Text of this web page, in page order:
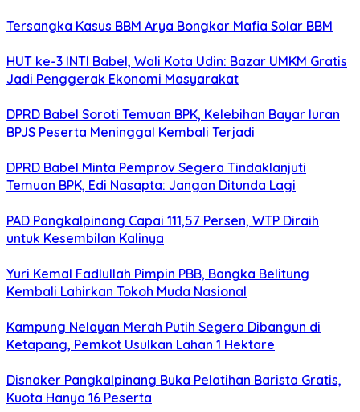
Tersangka Kasus BBM Arya Bongkar Mafia Solar BBM
HUT ke-3 INTI Babel, Wali Kota Udin: Bazar UMKM Gratis
Jadi Penggerak Ekonomi Masyarakat
DPRD Babel Soroti Temuan BPK, Kelebihan Bayar Iuran
BPJS Peserta Meninggal Kembali Terjadi
DPRD Babel Minta Pemprov Segera Tindaklanjuti
Temuan BPK, Edi Nasapta: Jangan Ditunda Lagi
PAD Pangkalpinang Capai 111,57 Persen, WTP Diraih
untuk Kesembilan Kalinya
Yuri Kemal Fadlullah Pimpin PBB, Bangka Belitung
Kembali Lahirkan Tokoh Muda Nasional
Kampung Nelayan Merah Putih Segera Dibangun di
Ketapang, Pemkot Usulkan Lahan 1 Hektare
Disnaker Pangkalpinang Buka Pelatihan Barista Gratis,
Kuota Hanya 16 Peserta